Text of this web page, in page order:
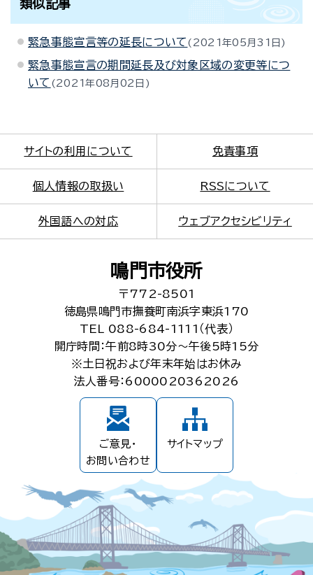
類似記事
緊急事態宣言等の延長について 2021年05月31日
緊急事態宣言の期間延長及び対象区域の変更等につ
いて
2021年08月02日
サイトの利用について 免責事項
個人情報の取扱い RSSについて
外国語への対応 ウェブアクセシビリティ
鳴門市役所
〒772-8501
徳島県鳴門市撫養町南浜字東浜170
TEL 088-684-1111（代表）
開庁時間：午前8時30分～午後5時15分
※土日祝および年末年始はお休み
法人番号：6000020362026
ご意見・
お問い合わせ
サイトマップ